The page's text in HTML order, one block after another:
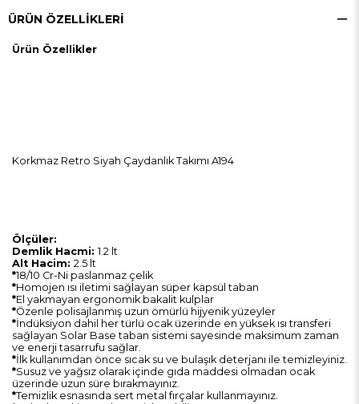
ÜRÜN ÖZELLIKLERI
Ürün Özellikler
Korkmaz Retro Siyah Çaydanlık Takımı A194
​Ölçüler:
Demlik Hacmi: 1.2 lt
Alt Hacim: 2.5 lt
*18/10 Cr-Ni paslanmaz çelik
*Homojen ısı iletimi sağlayan süper kapsül taban
*El yakmayan ergonomik bakalit kulplar
*Özenle polisajlanmış uzun ömürlü hijyenik yüzeyler
*İndüksiyon dahil her türlü ocak üzerinde en yüksek ısı transferi
sağlayan Solar Base taban sistemi sayesinde maksimum zaman
ve enerji tasarrufu sağlar.
*İlk kullanımdan önce sıcak su ve bulaşık deterjanı ile temizleyiniz.
*Susuz ve yağsız olarak içinde gıda maddesi olmadan ocak
üzerinde uzun süre bırakmayınız.
*Temizlik esnasında sert metal fırçalar kullanmayınız.